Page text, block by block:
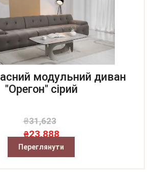
модульний диван
"Орегон" сірий
₴31,623
₴23,888
Переглянути